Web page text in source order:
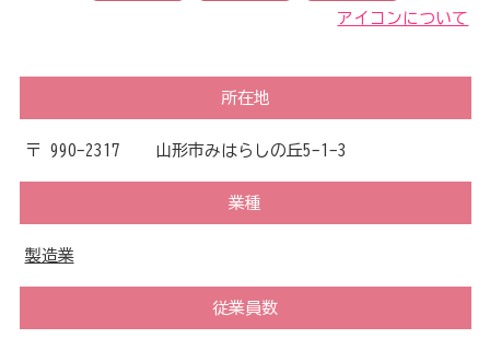
アイコンについて
所在地
〒 990-2317 山形市みはらしの丘5-1-3
業種
製造業
従業員数